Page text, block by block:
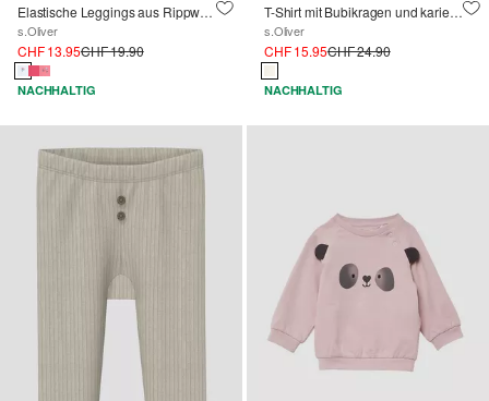
Elastische Leggings aus Rippware
s.Oliver
CHF 13.95CHF 19.90
NACHHALTIG
T-Shirt mit Bubikragen und kariertem Einsatz
s.Oliver
CHF 15.95CHF 24.90
NACHHALTIG